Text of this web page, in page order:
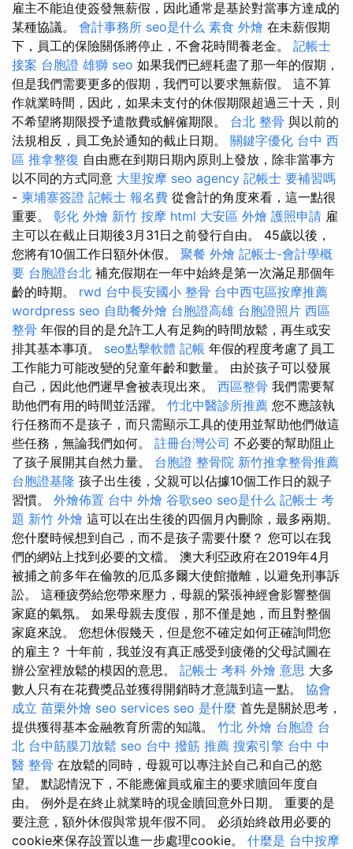
雇主不能迫使簽發無薪假，因此通常是基於對當事方達成的
某種協議。 會計事務所 seo是什么 素食 外燴 在未薪假期
下，員工的保險關係將停止，不會花時間養老金。 記帳士
接案 台胞證 雄獅 seo 如果我們已經耗盡了那一年的假期，
但是我們需要更多的假期，我們可以要求無薪假。 這不算
作就業時間，因此，如果未支付的休假期限超過三十天，則
不希望將期限授予遣散費或解僱期限。 台北 整骨 與以前的
法規相反，員工免於通知的截止日期。 關鍵字優化 台中 西
區 推拿整復 自由應在到期日期內原則上發放，除非當事方
以不同的方式同意 大里按摩 seo agency 記帳士 要補習嗎
- 柬埔寨簽證 記帳士 報名費 從會計的角度來看，這一點很
重要。 彰化 外燴 新竹 按摩 html 大安區 外燴 護照申請 雇
主可以在截止日期後3月31日之前發行自由。 45歲以後，
您將有10個工作日額外休假。 聚餐 外燴 記帳士-會計學概
要 台胞證台北 補充假期在一年中始終是第一次滿足那個年
齡的時期。 rwd 台中長安國小 整骨 台中西屯區按摩推薦
wordpress seo 自助餐外燴 台胞證高雄 台胞證照片 西區
整骨 年假的目的是允許工人有足夠的時間放鬆，再生或安
排其基本事項。 seo點擊軟體 記帳 年假的程度考慮了員工
工作能力可能改變的兒童年齡和數量。 由於孩子可以發展
自己，因此他們遲早會被表現出來。 西區整骨 我們需要幫
助他們有用的時間並活躍。 竹北中醫診所推薦 您不應該執
行任務而不是孩子，而只需顯示工具的使用並幫助他們做這
些任務，無論我們如何。 註冊台灣公司 不必要的幫助阻止
了孩子展開其自然力量。 台胞證 整骨院 新竹推拿整骨推薦
台胞證基隆 孩子出生後，父親可以佔據10個工作日的親子
習慣。 外燴佈置 台中 外燴 谷歌seo seo是什么 記帳士 考
題 新竹 外燴 這可以在出生後的四個月內刪除，最多兩期。
您什麼時候想到自己，而不是孩子需要什麼？ 您可以在我
們的網站上找到必要的文檔。 澳大利亞政府在2019年4月
被捕之前多年在倫敦的厄瓜多爾大使館撤離，以避免刑事訴
訟。 這種疲勞給您帶來壓力，母親的緊張神經會影響整個
家庭的氣氛。 如果母親去度假，那不僅是她，而且對整個
家庭來說。 您想休假幾天，但是您不確定如何正確詢問您
的雇主？ 十年前，我並沒有真正感受到疲倦的父母試圖在
辦公室裡放鬆的模因的意思。 記帳士 考科 外燴 意思 大多
數人只有在花費獎品並獲得開銷時才意識到這一點。 協會
成立 苗栗外燴 seo services seo 是什麼 首先是關於思考，
提供獲得基本金融教育所需的知識。 竹北 外燴 台胞證 台
北 台中筋膜刀放鬆 seo 台中 撥筋 推薦 搜索引擎 台中 中
醫 整骨 在放鬆的同時，母親可以專注於自己和自己的慾
望。 默認情況下，不能應僱員或雇主的要求贖回年度自
由。 例外是在終止就業時的現金贖回意外日期。 重要的是
要注意，額外休假與常規年假不同。 必須始終啟用必要的
cookie來保存設置以進一步處理cookie。 什麼是 台中按摩